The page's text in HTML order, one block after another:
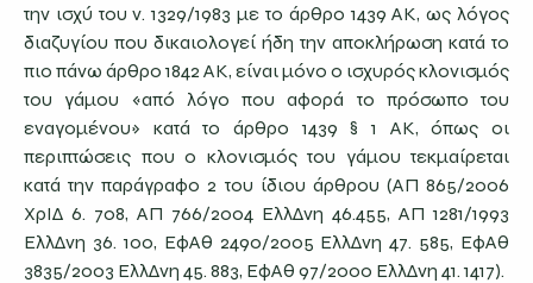
την ισχύ του ν. 1329/1983 με το άρθρο 1439 ΑΚ, ως λόγος
διαζυγίου που δικαιολογεί ήδη την αποκλήρωση κατά το
πιο πάνω άρθρο 1842 ΑΚ, είναι μόνο ο ισχυρός κλονισμός
του γάμου «από λόγο που αφορά το πρόσωπο του
εναγομένου» κατά το άρθρο 1439 § 1 ΑΚ, όπως οι
περιπτώσεις που ο κλονισμός του γάμου τεκμαίρεται
κατά την παράγραφο 2 του ίδιου άρθρου (ΑΠ 865/2006
ΧρΙΔ 6. 708, ΑΠ 766/2004 ΕλλΔνη 46.455, ΑΠ 1281/1993
ΕλλΔνη 36. 100, ΕφΑθ 2490/2005 ΕλλΔνη 47. 585, ΕφΑθ
3835/2003 ΕλλΔνη 45. 883, ΕφΑθ 97/2000 ΕλλΔνη 41. 1417).